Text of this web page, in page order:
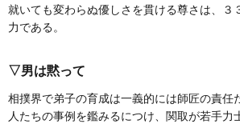
就いても変わらぬ優しさを貫ける尊さは、３
力である。
▽男は黙って
相撲界で弟子の育成は一義的には師匠の責任
人たちの事例を鑑みるにつけ、関取が若手力